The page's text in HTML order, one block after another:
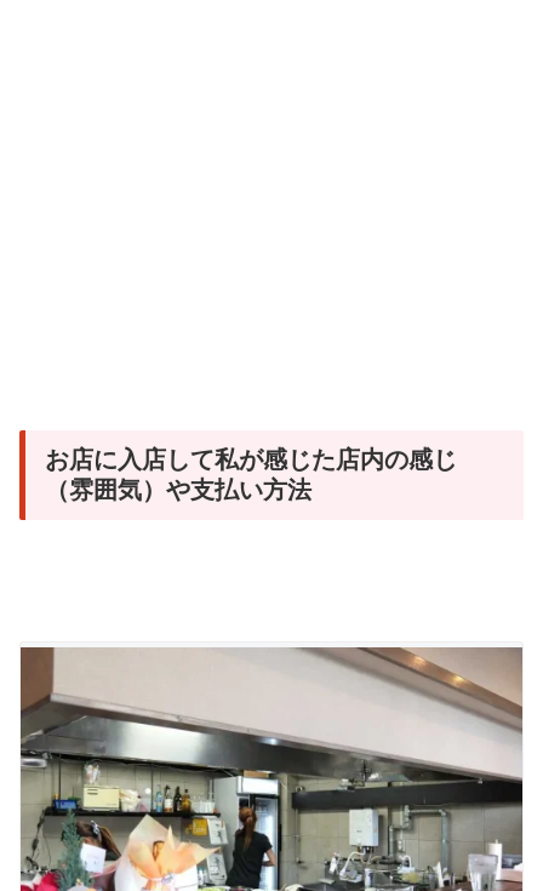
お店に入店して私が感じた店内の感じ
（雰囲気）や支払い方法